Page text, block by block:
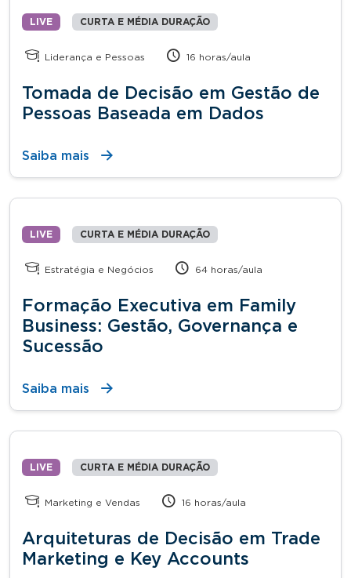
LIVE CURTA E MÉDIA DURAÇÃO
Liderança e Pessoas 16 horas/aula
Tomada de Decisão em Gestão de
Pessoas Baseada em Dados
Saiba mais
LIVE CURTA E MÉDIA DURAÇÃO
Estratégia e Negócios 64 horas/aula
Formação Executiva em Family
Business: Gestão, Governança e
Sucessão
Saiba mais
LIVE CURTA E MÉDIA DURAÇÃO
Marketing e Vendas 16 horas/aula
Arquiteturas de Decisão em Trade
Marketing e Key Accounts